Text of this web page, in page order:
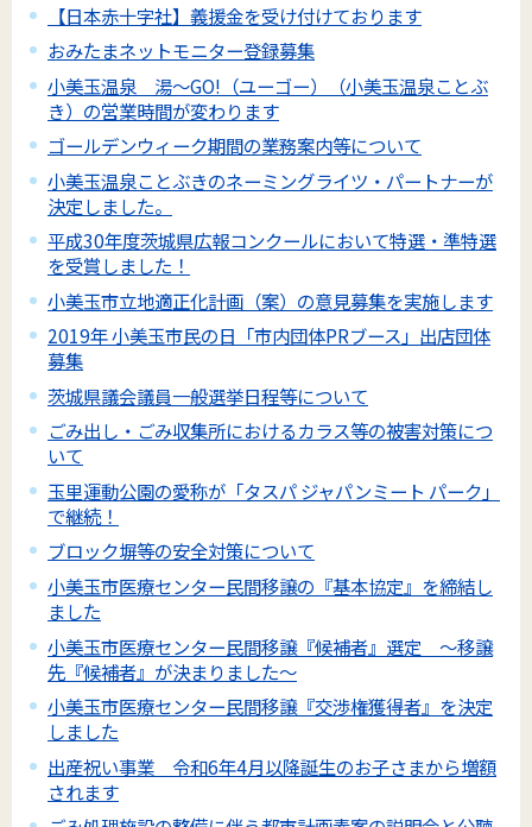
【日本赤十字社】義援金を受け付けております
おみたまネットモニター登録募集
小美玉温泉 湯～GO!（ユーゴー）（小美玉温泉ことぶ
き）の営業時間が変わります
ゴールデンウィーク期間の業務案内等について
小美玉温泉ことぶきのネーミングライツ・パートナーが
決定しました。
平成30年度茨城県広報コンクールにおいて特選・準特選
を受賞しました！
小美玉市立地適正化計画（案）の意見募集を実施します
2019年 小美玉市民の日「市内団体PRブース」出店団体
募集
茨城県議会議員一般選挙日程等について
ごみ出し・ごみ収集所におけるカラス等の被害対策につ
いて
玉里運動公園の愛称が「タスパ ジャパンミート パーク」
で継続！
ブロック塀等の安全対策について
小美玉市医療センター民間移譲の『基本協定』を締結し
ました
小美玉市医療センター民間移譲『候補者』選定 ～移譲
先『候補者』が決まりました～
小美玉市医療センター民間移譲『交渉権獲得者』を決定
しました
出産祝い事業 令和6年4月以降誕生のお子さまから増額
されます